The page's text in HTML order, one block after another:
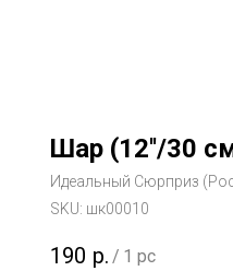
Шар (12''/30
Идеальный Сюрприз
SKU: шк00010
190 р. / 1 pc